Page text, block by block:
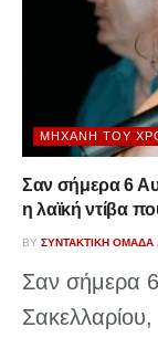
ΜΗΧΑΝΉ ΤΟΥ
Σαν σήμερα 6
η λαϊκή ντίβα
BY ΣΥΝΤΑΚΤΙΚΉ ΟΜΆΔΑ
Σαν σήμερα 6